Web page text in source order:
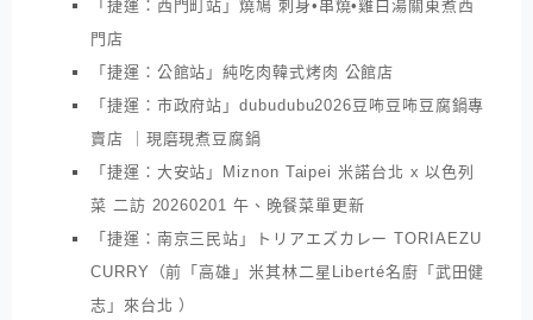
「捷運：西門町站」燒鳩 刺身•串燒•雞白湯關東煮西
門店
「捷運：公館站」純吃肉韓式烤肉 公館店
「捷運：市政府站」dubudubu2026豆咘豆咘豆腐鍋專
賣店 ｜現磨現煮豆腐鍋
「捷運：大安站」Miznon Taipei 米諾台北 x 以色列
菜 二訪 20260201 午、晚餐菜單更新
「捷運：南京三民站」トリアエズカレー TORIAEZU
CURRY（前「高雄」米其林二星Liberté名廚「武田健
志」來台北 ）